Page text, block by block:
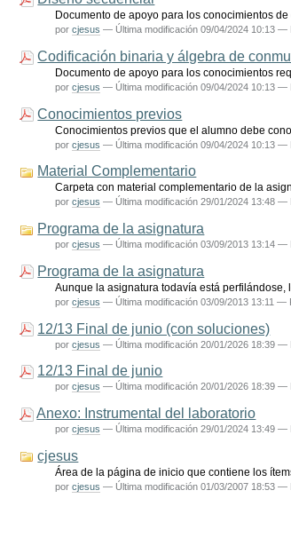
Documento de apoyo para los conocimientos de
porcjesus — Última modificación 09/04/2024 10:13—
Codificación binaria y álgebra de
Documento de apoyo para los conocimientos
porcjesus — Última modificación 09/04/2024 10:13—
Conocimientos previos
Conocimientos previos que el alumno debe
porcjesus — Última modificación 09/04/2024 10:13—
Material Complementario
Carpeta con material complementario de la
porcjesus — Última modificación 29/01/2024 13:48—
Programa de la asignatura
porcjesus — Última modificación 03/09/2013 13:14—
Programa de la asignatura
Aunque la asignatura todavía está perfilándose,
porcjesus — Última modificación 03/09/2013 13:11—
12/13 Final de junio (con soluciones)
porcjesus — Última modificación 20/01/2026 18:39—
12/13 Final de junio
porcjesus — Última modificación 20/01/2026 18:39—
Anexo: Instrumental del laboratorio
porcjesus — Última modificación 29/01/2024 13:49—
cjesus
Área de la página de inicio que contiene los
porcjesus — Última modificación 01/03/2007 18:53—